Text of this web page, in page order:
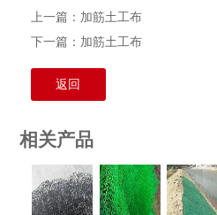
上一篇： 加筋土工布
下一篇： 加筋土工布
返回
相关产品